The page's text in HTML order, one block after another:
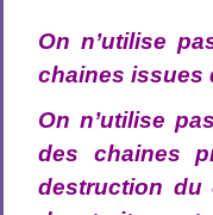
On n’utilise
chaines issues
On n’utilise
des chaines
destruction du